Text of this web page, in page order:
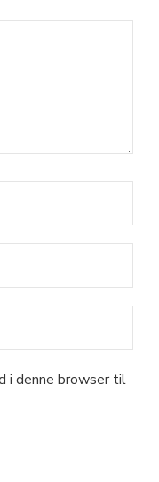
i denne browser til